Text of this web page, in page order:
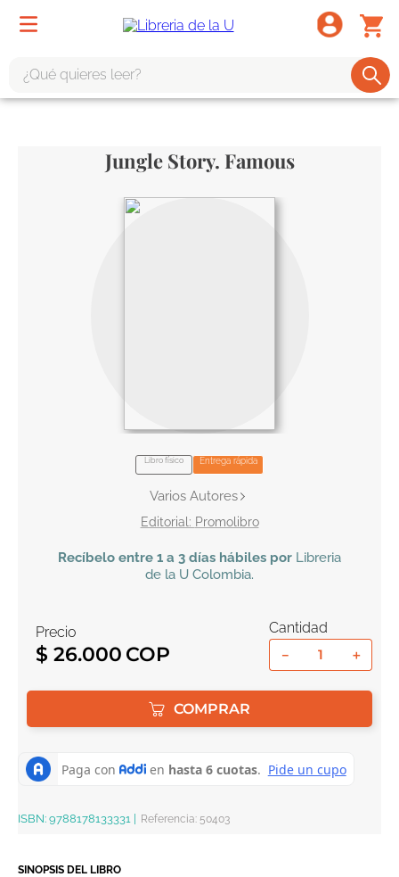
Jungle Story. Famous
Libro físico Entrega rápida
Varios Autores
Promolibro
Recíbelo entre 1 a 3 días hábiles por Libreria
de la U Colombia.
Precio
$ 26.000
Cantidad
＋
－
COMPRAR
ISBN: 9788178133331 Referencia: 50403
SINOPSIS DEL LIBRO
tote bag -
harry potter
el cielo selva